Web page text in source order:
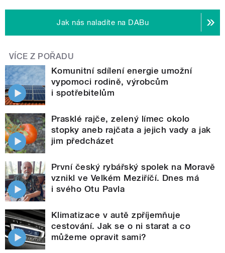
Jak nás naladíte na DABu
VÍCE Z POŘADU
Komunitní sdílení energie umožní
vypomoci rodině, výrobcům
i spotřebitelům
Prasklé rajče, zelený límec okolo
stopky aneb rajčata a jejich vady a jak
jim předcházet
První český rybářský spolek na Moravě
vznikl ve Velkém Meziříčí. Dnes má
i svého Otu Pavla
Klimatizace v autě zpříjemňuje
cestování. Jak se o ni starat a co
můžeme opravit sami?